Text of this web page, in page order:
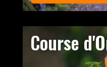
Course